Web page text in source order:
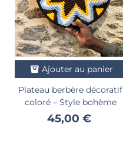
Ajouter au panier
Plateau berbère décoratif
coloré – Style bohème
45,00 €